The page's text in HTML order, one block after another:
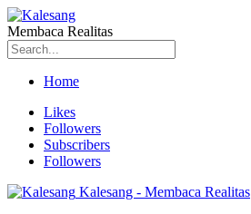
Membaca Realitas
Home
Likes
Followers
Subscribers
Followers
Kalesang - Membaca Realitas